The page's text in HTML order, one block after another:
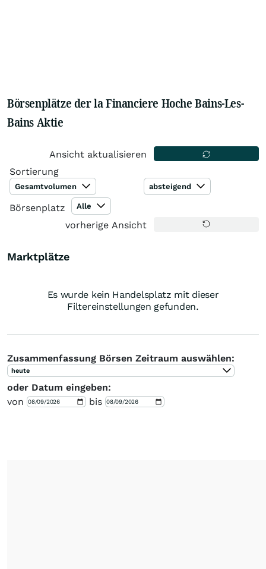
Börsenplätze der la Financiere Hoche Bains-Les-
Bains Aktie
Ansicht aktualisieren
Sortierung
Gesamtvolumen absteigend
Börsenplatz Alle
vorherige Ansicht
Marktplätze
Es wurde kein Handelsplatz mit dieser
Filtereinstellungen gefunden.
Zusammenfassung Börsen Zeitraum auswählen:
heute
oder Datum eingeben:
von
bis